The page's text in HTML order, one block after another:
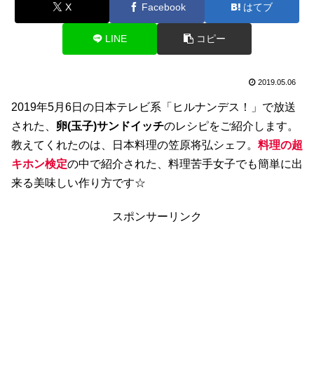
X Facebook はてブ
LINE コピー
2019.05.06
2019年5月6日の日本テレビ系「ヒルナンデス！」で放送
された、 卵(玉子)サンドイッチのレシピをご紹介します。
教えてくれたのは、日本料理の笠原将弘シェフ。 料理の超
キホン検定の中で紹介された、料理苦手女子でも簡単に出
来る美味しい作り方です☆
スポンサーリンク